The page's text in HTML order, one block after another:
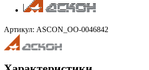
Артикул: ASCON_ОО-0046842